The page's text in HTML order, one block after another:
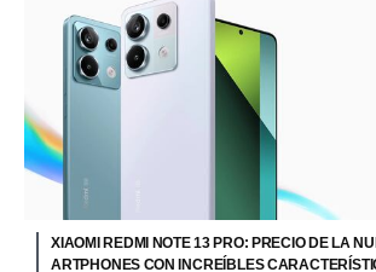
XIAOMI REDMI NOTE 13 PRO: PRECIO DE LA
ARTPHONES CON INCREÍBLES